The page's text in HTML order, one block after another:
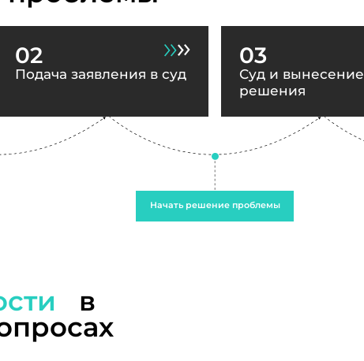
02
Подача заявления в суд
03
Суд и вынесение
решения
Начать решение проблемы
в